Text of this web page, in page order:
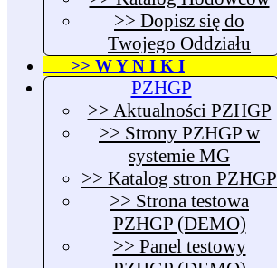
>> Dopisz się do
Twojego Oddziału
>> W Y N I K I
PZHGP
>> Aktualności PZHGP
>> Strony PZHGP w
systemie MG
>> Katalog stron PZHGP
>> Strona testowa
PZHGP (DEMO)
>> Panel testowy